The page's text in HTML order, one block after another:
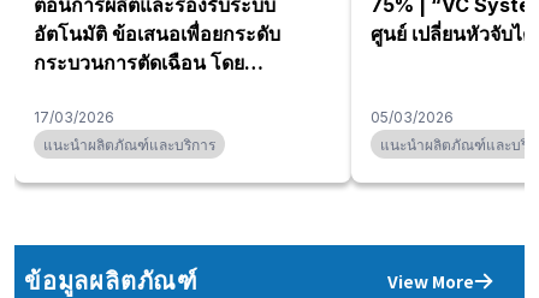
ตอนการผลิตและรองรับระบบ
อัตโนมัติ ข้อเสนอเพื่อยกระดับ
กระบวนการตัดเฉือน โดย
17/03/2026
แนะนำผลิตภัณฑ์และบริการ
75% | “VC
ศูนย์ เปลี่ยนหัวจับไ
05/03/2026
แนะนำผลิตภัณฑ์และบริก
ข้อมูลผลิตภัณฑ์ View More